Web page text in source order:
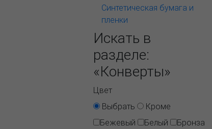
Синтетическая бумага и
пленки
Искать в
разделе:
«Конверты»
Цвет
Выбрать
Кроме
Бежевый
Белый
Бронза